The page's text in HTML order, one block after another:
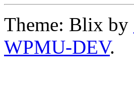
Theme: Blix by
WPMU-DEV.